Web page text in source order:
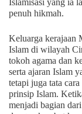
Islamisasi yang ia
penuh hikmah.
Keluarga kerajaan
Islam di wilayah
tokoh agama dan
serta ajaran Islam
tetapi juga tata
prinsip Islam.
menjadi bagian